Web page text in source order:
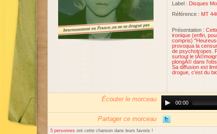
Label : Disques
Référence : MT
Présentation :
ironique (enfin,
compris)
provoqua la
de psychotropes.
surtout le
plongÃ© dans
Sa diffusion est
drogue, c'est du
Écouter le morceau
Player00:00
Partager ce morceau
5 personnes ont cette chanson dans leurs favoris !